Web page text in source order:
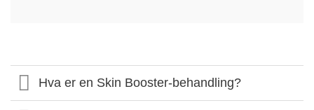
Hva er en Skin Booster-behandling?